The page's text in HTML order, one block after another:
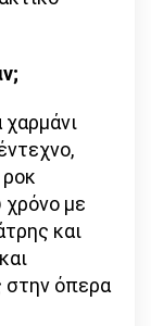
με
και
στην όπερα